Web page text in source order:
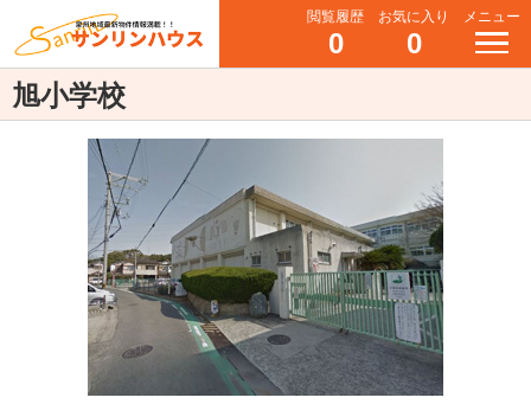
閲覧履歴
0
お気に入り
0
メニュー
旭小学校